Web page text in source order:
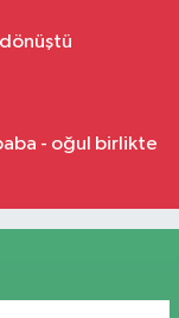
- oğul birlikte